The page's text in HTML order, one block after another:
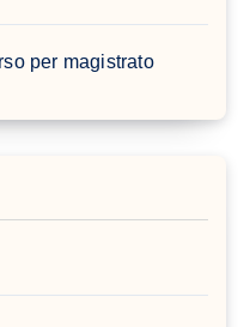
per magistrato